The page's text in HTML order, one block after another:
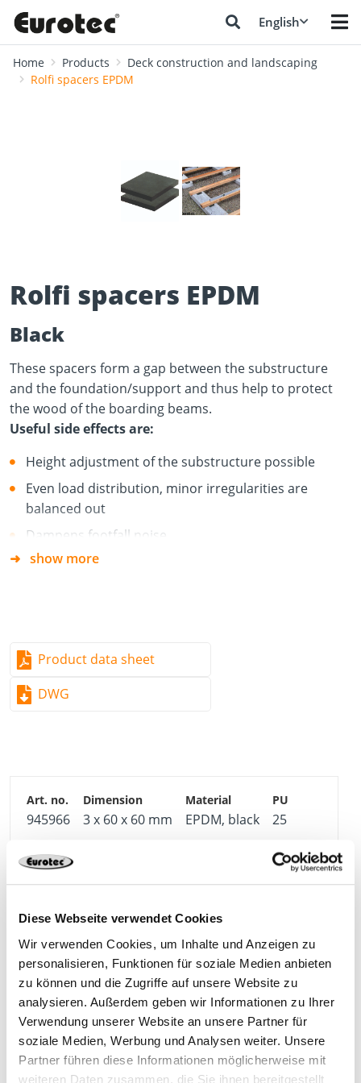
Diese Webseite verwendet Cookies
Wir verwenden Cookies, um Inhalte und Anzeigen zu
personalisieren, Funktionen für soziale Medien anbieten
zu können und die Zugriffe auf unsere Website zu
analysieren. Außerdem geben wir Informationen zu Ihrer
Verwendung unserer Website an unsere Partner für
soziale Medien, Werbung und Analysen weiter. Unsere
Partner führen diese Informationen möglicherweise mit
weiteren Daten zusammen, die Sie ihnen bereitgestellt
English
Home Products
Deck construction and landscaping
Rolfi spacers EPDM
Rolfi spacers EPDM
Black
These spacers form a gap between the substructure
and the foundation/support and thus help to protect
the wood of the boarding beams.
Useful side effects are:
Height adjustment of the substructure possible
Even load distribution, minor irregularities are
balanced out
Dampens footfall noise
show more
Product data sheet
DWG
945966 3 x 60 x 60 mm EPDM, black 25
945967 6 x 60 x 60 mm EPDM, black 25
4250207469636